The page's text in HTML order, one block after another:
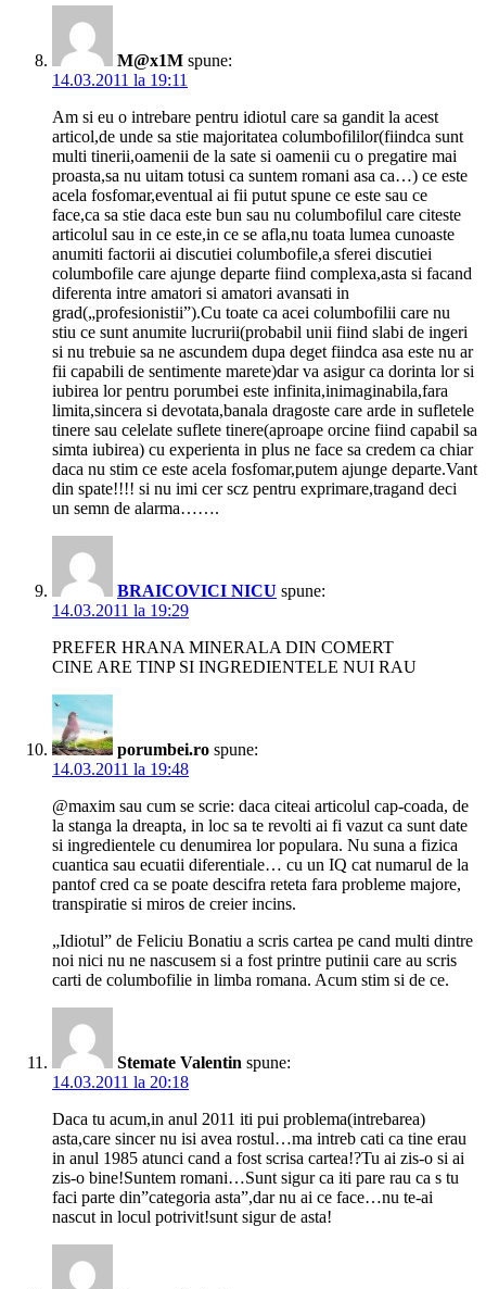
M@x1M spune:
14.03.2011 la 19:11
Am si eu o intrebare pentru idiotul care sa gandit la acest
articol,de unde sa stie majoritatea columbofililor(fiindca sunt
multi tinerii,oamenii de la sate si oamenii cu o pregatire mai
proasta,sa nu uitam totusi ca suntem romani asa ca…) ce este
acela fosfomar,eventual ai fii putut spune ce este sau ce
face,ca sa stie daca este bun sau nu columbofilul care citeste
articolul sau in ce este,in ce se afla,nu toata lumea cunoaste
anumiti factorii ai discutiei columbofile,a sferei discutiei
columbofile care ajunge departe fiind complexa,asta si facand
diferenta intre amatori si amatori avansati in
grad(„profesionistii”).Cu toate ca acei columbofilii care nu
stiu ce sunt anumite lucrurii(probabil unii fiind slabi de ingeri
si nu trebuie sa ne ascundem dupa deget fiindca asa este nu ar
fii capabili de sentimente marete)dar va asigur ca dorinta lor si
iubirea lor pentru porumbei este infinita,inimaginabila,fara
limita,sincera si devotata,banala dragoste care arde in sufletele
tinere sau celelate suflete tinere(aproape orcine fiind capabil sa
simta iubirea) cu experienta in plus ne face sa credem ca chiar
daca nu stim ce este acela fosfomar,putem ajunge departe.Vant
din spate!!!! si nu imi cer scz pentru exprimare,tragand deci
un semn de alarma…….
BRAICOVICI NICU spune:
14.03.2011 la 19:29
PREFER HRANA MINERALA DIN COMERT
CINE ARE TINP SI INGREDIENTELE NUI RAU
porumbei.ro spune:
14.03.2011 la 19:48
@maxim sau cum se scrie: daca citeai articolul cap-coada, de
la stanga la dreapta, in loc sa te revolti ai fi vazut ca sunt date
si ingredientele cu denumirea lor populara. Nu suna a fizica
cuantica sau ecuatii diferentiale… cu un IQ cat numarul de la
pantof cred ca se poate descifra reteta fara probleme majore,
transpiratie si miros de creier incins.
„Idiotul” de Feliciu Bonatiu a scris cartea pe cand multi dintre
noi nici nu ne nascusem si a fost printre putinii care au scris
carti de columbofilie in limba romana. Acum stim si de ce.
Stemate Valentin spune:
14.03.2011 la 20:18
Daca tu acum,in anul 2011 iti pui problema(intrebarea)
asta,care sincer nu isi avea rostul…ma intreb cati ca tine erau
in anul 1985 atunci cand a fost scrisa cartea!?Tu ai zis-o si ai
zis-o bine!Suntem romani…Sunt sigur ca iti pare rau ca s tu
faci parte din”categoria asta”,dar nu ai ce face…nu te-ai
nascut in locul potrivit!sunt sigur de asta!